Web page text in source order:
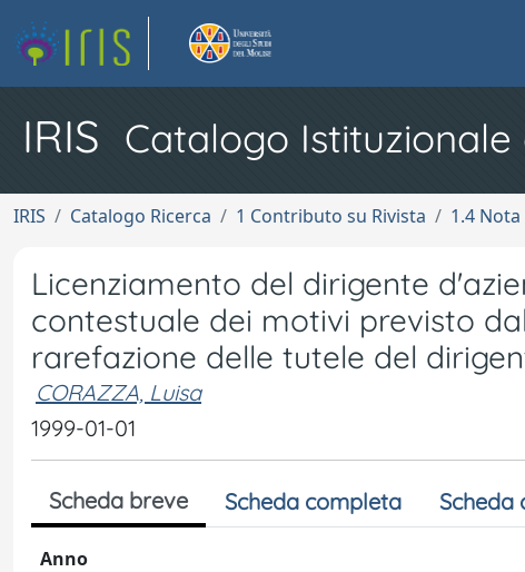
IRIS Catalogo
IRIS Catalogo Ricerca 1 Contributo su Rivista 1.4
Licenziamento del dirigente
contestuale dei motivi previsto
rarefazione delle tutele del
CORAZZA, Luisa
1999-01-01
Scheda breve Scheda completa Scheda
Anno